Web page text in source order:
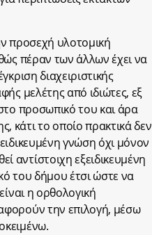
προσεχή υλοτομική
πέραν των άλλων έχει να
διαχειριστικής
μελέτης από ιδιώτες, εξ
προσωπικό του και άρα
κάτι το οποίο πρακτικά δεν
γνώση όχι μόνον
αντίστοιχη εξειδικευμένη
του δήμου έτσι ώστε να
η ορθολογική
την επιλογή, μέσω